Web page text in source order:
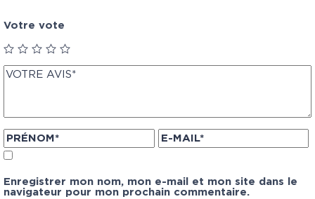
Votre vote
Enregistrer mon nom, mon e-mail et mon site dans le
navigateur pour mon prochain commentaire.